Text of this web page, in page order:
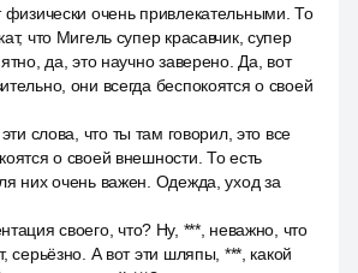
физически очень привлекательными. То
что Мигель супер красавчик, супер
да, это научно заверено. Да, вот
они всегда беспокоятся о своей
слова, что ты там говорил, это все
о своей внешности. То есть
них очень важен. Одежда, уход за
своего, что? Ну, ***, неважно, что
серьёзно. А вот эти шляпы, ***, какой